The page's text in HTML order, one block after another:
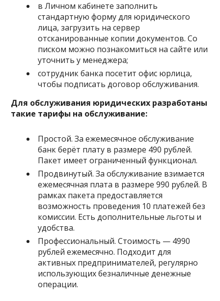
в Личном кабинете заполнить
стандартную форму для юридического
лица, загрузить на сервер
отсканированные копии документов. Со
писком можно познакомиться на сайте или
уточнить у менеджера;
сотрудник банка посетит офис юрлица,
чтобы подписать договор обслуживания.
Для обслуживания юридических разработаны
такие тарифы на обслуживание:
Простой. За ежемесячное обслуживание
банк берёт плату в размере 490 рублей.
Пакет имеет ограниченный функционал.
Продвинутый. За обслуживание взимается
ежемесячная плата в размере 990 рублей. В
рамках пакета предоставляется
возможность проведения 10 платежей без
комиссии. Есть дополнительные льготы и
удобства.
Профессиональный. Стоимость — 4990
рублей ежемесячно. Подходит для
активных предпринимателей, регулярно
использующих безналичные денежные
операции.